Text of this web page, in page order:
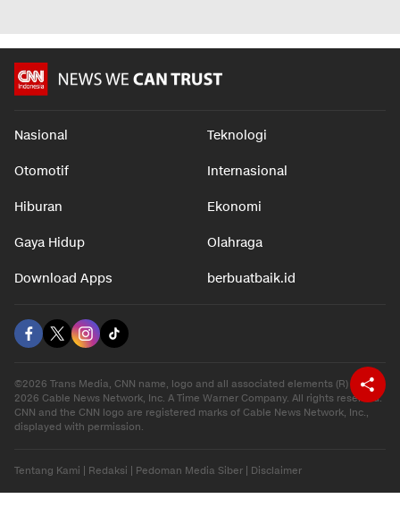
Nasional Teknologi
Otomotif Internasional
Hiburan Ekonomi
Gaya Hidup Olahraga
Download Apps berbuatbaik.id
©2026 Trans Media, CNN name, logo and all associated elements (R) and ©
2026 Cable News Network, Inc. A Time Warner Company. All rights reserved.
CNN and the CNN logo are registered marks of Cable News Network, Inc.,
displayed with permission.
Tentang Kami Redaksi Pedoman Media Siber Disclaimer